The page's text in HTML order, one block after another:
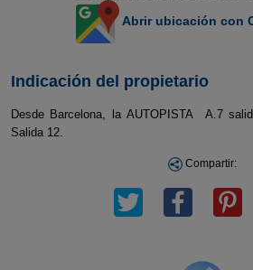
Abrir ubicación con
Indicación del propietario
Desde Barcelona, la AUTOPISTA A.7
Salida 12.
Compartir: